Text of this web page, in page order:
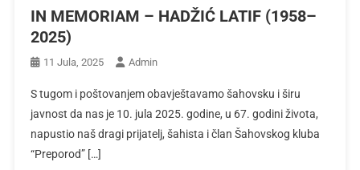
IN MEMORIAM – HADŽIĆ LATIF (1958–
2025)
11 Jula, 2025 Admin
S tugom i poštovanjem obavještavamo šahovsku i širu
javnost da nas je 10. jula 2025. godine, u 67. godini života,
napustio naš dragi prijatelj, šahista i član Šahovskog kluba
“Preporod” […]